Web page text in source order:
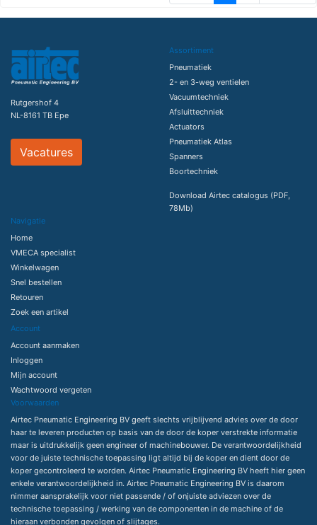
Rutgershof 4
NL-8161 TB Epe
Vacatures
Assortiment
Pneumatiek
2- en 3-weg ventielen
Vacuumtechniek
Afsluittechniek
Actuators
Pneumatiek Atlas
Spanners
Boortechniek
Download Airtec catalogus (PDF,
78Mb)
Navigatie
Home
VMECA specialist
Winkelwagen
Snel bestellen
Retouren
Zoek een artikel
Account
Account aanmaken
Inloggen
Mijn account
Wachtwoord vergeten
Voorwaarden
Airtec Pneumatic Engineering BV geeft slechts vrijblijvend advies over de door
haar te leveren producten op basis van de door de koper verstrekte informatie
maar is uitdrukkelijk geen engineer of machinebouwer. De verantwoordelijkheid
voor de juiste technische toepassing ligt altijd bij de koper en dient door de
koper gecontroleerd te worden. Airtec Pneumatic Engineering BV heeft hier geen
enkele verantwoordelijkheid in. Airtec Pneumatic Engineering BV is daarom
nimmer aansprakelijk voor niet passende / of onjuiste adviezen over de
technische toepassing / werking van de componenten in de machine of de
hieraan verbonden gevolgen of slijtages.